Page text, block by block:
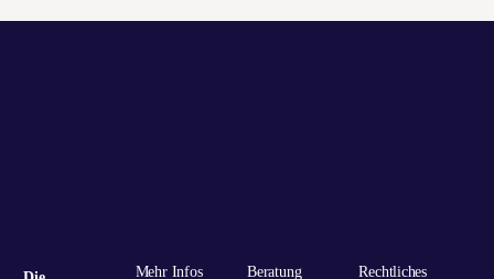
Mehr Infos
Beratung
Rechtliches